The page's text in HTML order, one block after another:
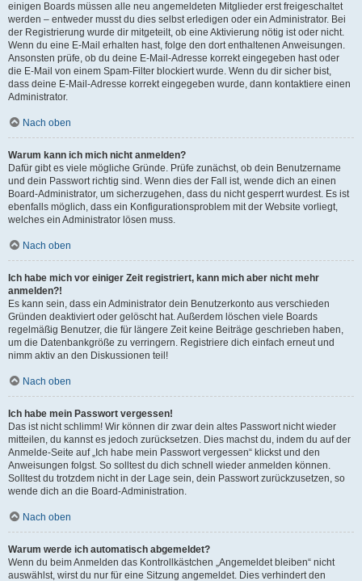
einigen Boards müssen alle neu angemeldeten Mitglieder erst freigeschaltet
werden – entweder musst du dies selbst erledigen oder ein Administrator. Bei
der Registrierung wurde dir mitgeteilt, ob eine Aktivierung nötig ist oder nicht.
Wenn du eine E-Mail erhalten hast, folge den dort enthaltenen Anweisungen.
Ansonsten prüfe, ob du deine E-Mail-Adresse korrekt eingegeben hast oder
die E-Mail von einem Spam-Filter blockiert wurde. Wenn du dir sicher bist,
dass deine E-Mail-Adresse korrekt eingegeben wurde, dann kontaktiere einen
Administrator.
Nach oben
Warum kann ich mich nicht anmelden?
Dafür gibt es viele mögliche Gründe. Prüfe zunächst, ob dein Benutzername
und dein Passwort richtig sind. Wenn dies der Fall ist, wende dich an einen
Board-Administrator, um sicherzugehen, dass du nicht gesperrt wurdest. Es ist
ebenfalls möglich, dass ein Konfigurationsproblem mit der Website vorliegt,
welches ein Administrator lösen muss.
Nach oben
Ich habe mich vor einiger Zeit registriert, kann mich aber nicht mehr
anmelden?!
Es kann sein, dass ein Administrator dein Benutzerkonto aus verschieden
Gründen deaktiviert oder gelöscht hat. Außerdem löschen viele Boards
regelmäßig Benutzer, die für längere Zeit keine Beiträge geschrieben haben,
um die Datenbankgröße zu verringern. Registriere dich einfach erneut und
nimm aktiv an den Diskussionen teil!
Nach oben
Ich habe mein Passwort vergessen!
Das ist nicht schlimm! Wir können dir zwar dein altes Passwort nicht wieder
mitteilen, du kannst es jedoch zurücksetzen. Dies machst du, indem du auf der
Anmelde-Seite auf „Ich habe mein Passwort vergessen“ klickst und den
Anweisungen folgst. So solltest du dich schnell wieder anmelden können.
Solltest du trotzdem nicht in der Lage sein, dein Passwort zurückzusetzen, so
wende dich an die Board-Administration.
Nach oben
Warum werde ich automatisch abgemeldet?
Wenn du beim Anmelden das Kontrollkästchen „Angemeldet bleiben“ nicht
auswählst, wirst du nur für eine Sitzung angemeldet. Dies verhindert den